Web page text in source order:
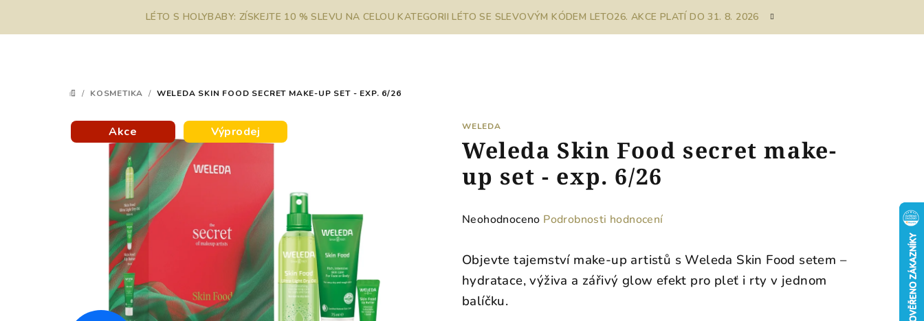
LÉTO S HOLYBABY: ZÍSKEJTE 10 % SLEVU NA CELOU KATEGORII LÉTO SE SLEVOVÝM KÓDEM LETO26. AKCE PLATÍ DO 31. 8. 2026
DOMŮ
/ KOSMETIKA / WELEDA SKIN FOOD SECRET MAKE-UP SET - EXP. 6/26
WELEDA
Weleda Skin Food secret make-
up set - exp. 6/26
Průměrné
produktu
je
0,0
z
Neohodnoceno Podrobnosti hodnocení
Objevte tajemství make-up artistů s Weleda Skin Food setem –
hydratace, výživa a zářivý glow efekt pro pleť i rty v jednom
balíčku.
Akce Výprodej